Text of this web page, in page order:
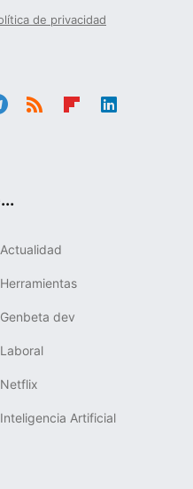
de privacidad
Actualidad
Herramientas
Genbeta dev
Laboral
Netflix
Inteligencia Artificial